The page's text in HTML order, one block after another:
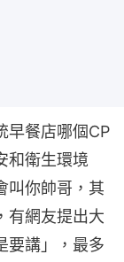
早餐店哪個CP
和衛生環境
叫你帥哥，其
有網友提出大
要講」，最多